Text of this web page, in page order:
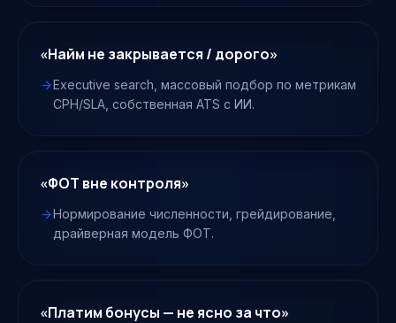
«Найм не закрывается / дорого»
Executive search, массовый подбор по метрикам
CPH/SLA, собственная ATS с ИИ.
«ФОТ вне контроля»
Нормирование численности, грейдирование,
драйверная модель ФОТ.
«Платим бонусы — не ясно за что»